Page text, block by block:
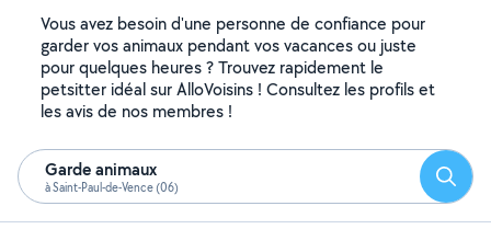
Vous avez besoin d'une personne de confiance pour
garder vos animaux pendant vos vacances ou juste
pour quelques heures ? Trouvez rapidement le
petsitter idéal sur AlloVoisins ! Consultez les profils et
les avis de nos membres !
Garde animaux
à Saint-Paul-de-Vence (06)